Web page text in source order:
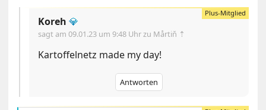
Koreh 💎
sagt am09.01.23 um 9:48 Uhrzu Mårtiň ⇡
Kartoffelnetz made my day!
Antworten